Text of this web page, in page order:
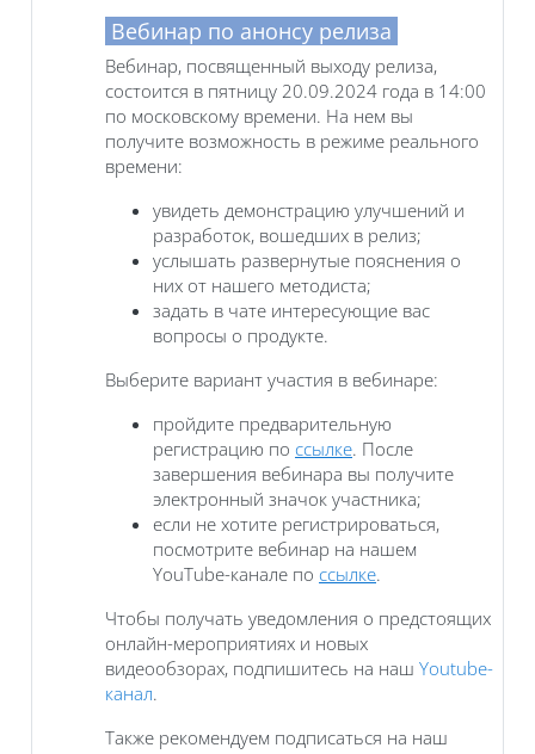
Вебинар по анонсу релиза
Вебинар, посвященный выходу релиза,
состоится в пятницу 20.09.2024 года в 14:00
по московскому времени. На нем вы
получите возможность в режиме реального
времени:
увидеть демонстрацию улучшений и
разработок, вошедших в релиз;
услышать развернутые пояснения о
них от нашего методиста;
задать в чате интересующие вас
вопросы о продукте.
Выберите вариант участия в вебинаре:
пройдите предварительную
регистрацию по ссылке. После
завершения вебинара вы получите
электронный значок участника;
если не хотите регистрироваться,
посмотрите вебинар на нашем
YouTube-канале по ссылке.
Чтобы получать уведомления о предстоящих
онлайн-мероприятиях и новых
видеообзорах, подпишитесь на наш Youtube-
канал.
Также рекомендуем подписаться на наш